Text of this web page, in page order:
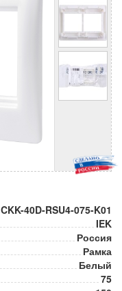
CKK-40D-RSU4-075-K01
IEK
Россия
Рамка
Белый
75